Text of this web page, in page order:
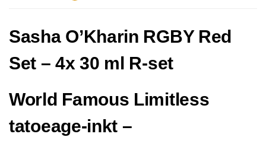
Sasha O’Kharin RGBY Red
Set – 4x 30 ml R-set
World Famous Limitless
tatoeage-inkt –